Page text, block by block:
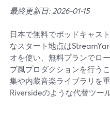
最終更新日: 2026-01-15
日本で無料でポッドキャス
なスタート地点は
オを使い、無料プランでロ
ブ風プロダクションを行う
集や内蔵音楽ライブラリを
Riversideのような代替ツー